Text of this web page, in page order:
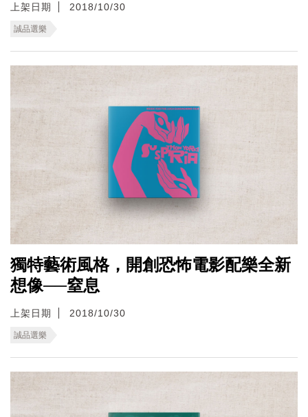
上架日期 2018/10/30
誠品選樂
獨特藝術風格，開創恐怖電影配樂全新
想像──窒息
上架日期 2018/10/30
誠品選樂